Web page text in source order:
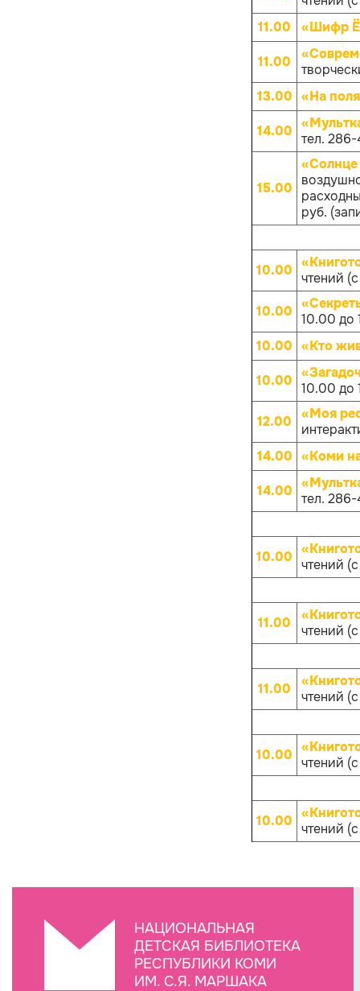
11.00
«Шифр
11.00
13.00 «На
14.00 тел.
15.00
руб.
10.00 чтений
10.00 10.00 до
10.00 «Кто
10.00 10.00 до
12.00
«Моя
14.00 «Коми
14.00 тел.
10.00 чтений
11.00
чтений
11.00
чтений
10.00 чтений
10.00 чтений
НАЦИОНАЛЬНАЯ
ДЕТСКАЯ БИБЛИОТЕКА
РЕСПУБЛИКИ КОМИ
ИМ. С.Я. МАРШАКА